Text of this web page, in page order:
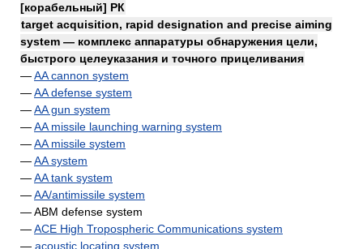
[корабельный] РК
target acquisition, rapid designation and precise aiming
system — комплекс аппаратуры обнаружения цели,
быстрого целеуказания и точного прицеливания
—AA cannon system
—AA defense system
—AA gun system
—AA missile launching warning system
—AA missile system
—AA system
—AA tank system
—AA/antimissile system
— ABM defense system
—ACE High Tropospheric Communications system
— acoustic locating system